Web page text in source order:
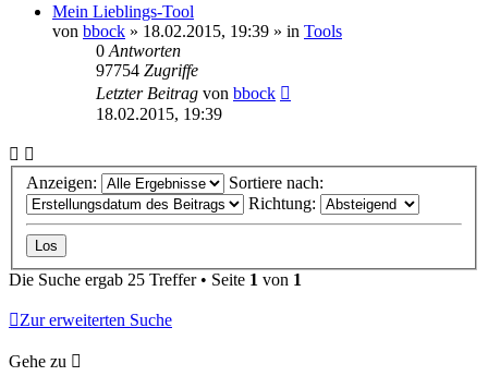
Mein Lieblings-Tool
von bbock » 18.02.2015, 19:39 » in Tools
0 Antworten
97754 Zugriffe
Letzter Beitrag von bbock
18.02.2015, 19:39
Anzeigen:
Sortiere nach:
Richtung:
Die Suche ergab 25 Treffer • Seite 1 von 1
Zur erweiterten Suche
Gehe zu